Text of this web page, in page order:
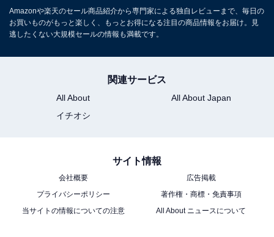
【Amazon.co.jp限定】 Shark シャーク 掃除機 自動ゴミ
収集ドック付き スティック クリーナー CS850JBLAE
EVOPOWER SYSTEM iQ+ コードレス掃除機 自動 ゴミ収
集ドック コードレススティック スティッククリーナー 充
シャーク「LC350JWH」
Amazonや楽天のセール商品紹介から専門家による独自レビューまで、毎日の
お買いものがもっと楽しく、もっとお得になる注目の商品情報をお届け。見
逃したくない大規模セールの情報も満載です。
関連サービス
All About
All About Japan
イチオシ
サイト情報
会社概要
広告掲載
プライバシーポリシー
著作権・商標・免責事項
当サイトの情報についての注意
All About ニュースについて